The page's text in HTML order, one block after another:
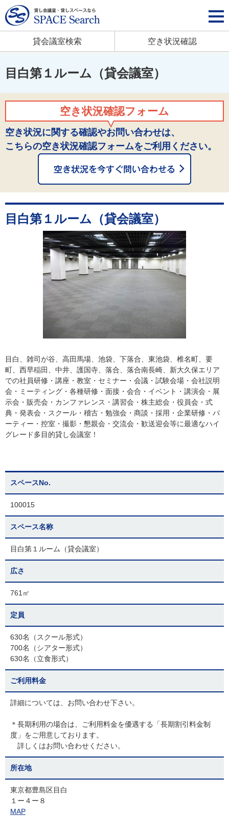
貸会議室検索 空き状況確認
目白第１ルーム（貸会議室）
空き状況確認フォーム
空き状況に関する確認やお問い合わせは、
こちらの空き状況確認フォームをご利用ください。
目白第１ルーム（貸会議室）
目白、雑司が谷、高田馬場、池袋、下落合、東池袋、椎名町、要
町、西早稲田、中井、護国寺、落合、落合南長崎、新大久保エリア
での社員研修・講座・教室・セミナー・会議・試験会場・会社説明
会・ミーティング・各種研修・面接・会合・イベント・講演会・展
示会・販売会・カンファレンス・講習会・株主総会・役員会・式
典・発表会・スクール・稽古・勉強会・商談・採用・企業研修・パ
ーティー・控室・撮影・懇親会・交流会・歓送迎会等に最適なハイ
グレード多目的貸し会議室！
スペースNo.
100015
スペース名称
目白第１ルーム（貸会議室）
広さ
761㎡
定員
630名（スクール形式）
700名（シアター形式）
630名（立食形式）
ご利用料金
詳細については、お問い合わせ下さい。
＊長期利用の場合は、ご利用料金を優遇する「長期割引料金制
度」をご用意しております。
詳しくはお問い合わせください。
所在地
東京都豊島区目白
１ー４ー８
MAP